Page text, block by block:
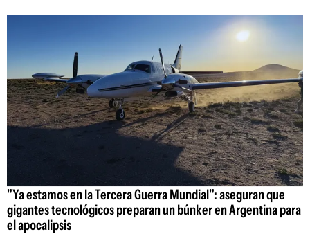
"Ya estamos en la Tercera Guerra Mundial": aseguran que
gigantes tecnológicos preparan un búnker en Argentina para
el apocalipsis